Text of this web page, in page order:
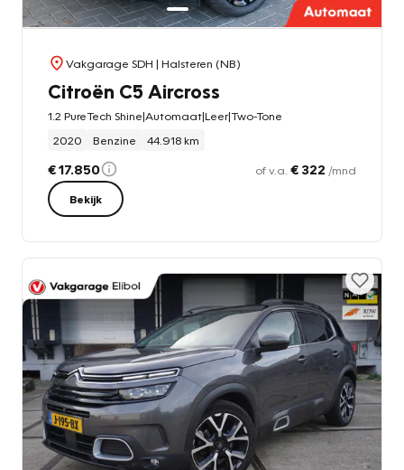
Vakgarage SDH | Halsteren (NB)
Citroën C5 Aircross
1.2 PureTech Shine|Automaat|Leer|Two-Tone
2020
Benzine 44.918 km
€ 17.850 of v.a. € 322 /mnd
Bekijk